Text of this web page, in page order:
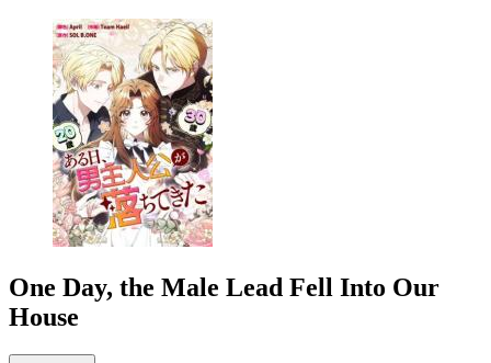
One Day, the Male Lead Fell Into Our
House